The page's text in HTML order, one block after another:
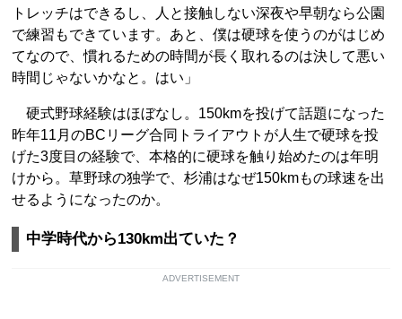
トレッチはできるし、人と接触しない深夜や早朝なら公園
で練習もできています。あと、僕は硬球を使うのがはじめ
てなので、慣れるための時間が長く取れるのは決して悪い
時間じゃないかなと。はい」
硬式野球経験はほぼなし。150kmを投げて話題になった
昨年11月のBCリーグ合同トライアウトが人生で硬球を投
げた3度目の経験で、本格的に硬球を触り始めたのは年明
けから。草野球の独学で、杉浦はなぜ150kmもの球速を出
せるようになったのか。
中学時代から130km出ていた？
ADVERTISEMENT